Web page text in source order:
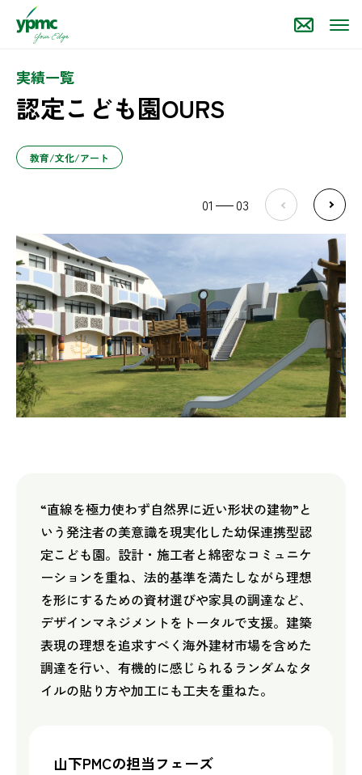
実績一覧
認定こども園OURS
教育/文化/アート
“直線を極力使わず自然界に近い形状の建物”と
いう発注者の美意識を現実化した幼保連携型認
定こども園。設計・施工者と綿密なコミュニケ
ーションを重ね、法的基準を満たしながら理想
を形にするための資材選びや家具の調達など、
デザインマネジメントをトータルで支援。建築
表現の理想を追求すべく海外建材市場を含めた
調達を行い、有機的に感じられるランダムなタ
イルの貼り方や加工にも工夫を重ねた。
山下PMCの担当フェーズ
01 03